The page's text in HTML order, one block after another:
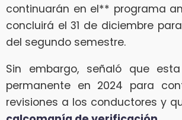
continuarán en el** programa
concluirá el 31 de diciembre
del segundo semestre.
Sin embargo, señaló que
permanente en 2024 para
revisiones a los conductores y